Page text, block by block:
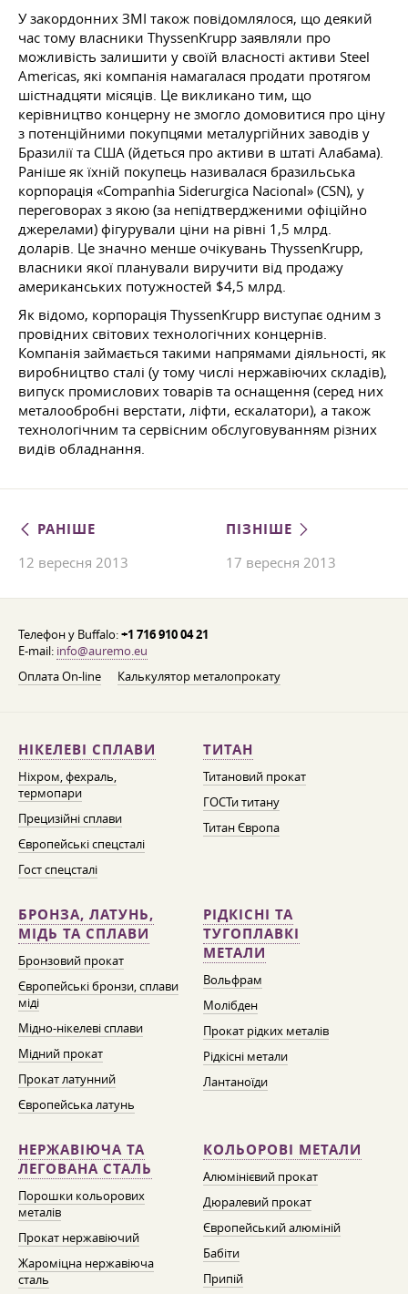
У закордонних ЗМІ також повідомлялося, що деякий
час тому власники ThyssenKrupp заявляли про
можливість залишити у своїй власності активи Steel
Americas, які компанія намагалася продати протягом
шістнадцяти місяців. Це викликано тим, що
керівництво концерну не змогло домовитися про ціну
з потенційними покупцями металургійних заводів у
Бразилії та США (йдеться про активи в штаті Алабама).
Раніше як їхній покупець називалася бразильська
корпорація «Companhia Siderurgica Nacional» (CSN), у
переговорах з якою (за непідтвердженими офіційно
джерелами) фігурували ціни на рівні 1,5 млрд.
доларів. Це значно менше очікувань ThyssenKrupp,
власники якої планували виручити від продажу
американських потужностей $4,5 млрд.
Як відомо, корпорація ThyssenKrupp виступає одним з
провідних світових технологічних концернів.
Компанія займається такими напрямами діяльності, як
виробництво сталі (у тому числі нержавіючих складів),
випуск промислових товарів та оснащення (серед них
металообробні верстати, ліфти, ескалатори), а також
технологічним та сервісним обслуговуванням різних
видів обладнання.
РАНІШЕ
12 вересня 2013
ПІЗНІШЕ
17 вересня 2013
Телефон у Buffalo:+1 716 910 04 21
E-mail: info@auremo.eu
Оплата On-line
Калькулятор металопрокату
НІКЕЛЕВІ СПЛАВИ
Ніхром, фехраль,
термопари
Прецизійні сплави
Європейські спецсталі
Гост спецсталі
ТИТАН
Титановий прокат
ГОСТи титану
Титан Європа
БРОНЗА, ЛАТУНЬ,
МІДЬ ТА СПЛАВИ
Бронзовий прокат
Європейські бронзи, сплави
міді
Мідно-нікелеві сплави
Мідний прокат
Прокат латунний
Європейська латунь
РІДКІСНІ ТА
ТУГОПЛАВКІ
МЕТАЛИ
Вольфрам
Молібден
Прокат рідких металів
Рідкісні метали
Лантаноїди
НЕРЖАВІЮЧА ТА
ЛЕГОВАНА СТАЛЬ
Порошки кольорових
металів
Прокат нержавіючий
Жароміцна нержавіюча
сталь
КОЛЬОРОВІ МЕТАЛИ
Алюмінієвий прокат
Дюралевий прокат
Європейський алюміній
Бабіти
Припій